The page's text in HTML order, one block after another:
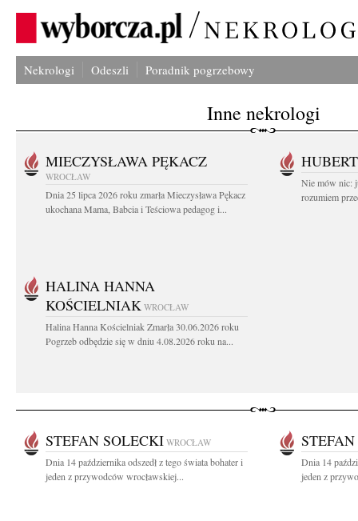
Nekrologi Odeszli Poradnik pogrzebowy
Inne nekrologi
MIECZYSŁAWA PĘKACZ
WROCŁAW
Dnia 25 lipca 2026 roku zmarła Mieczysława Pękacz
ukochana Mama, Babcia i Teściowa pedagog i...
Nie mów nic:
rozumiem
HALINA HANNA
KOŚCIELNIAK WROCŁAW
Halina Hanna Kościelniak Zmarła 30.06.2026 roku
Pogrzeb odbędzie się w dniu 4.08.2026 roku na...
STEFAN SOLECKI WROCŁAW
Dnia 14 października odszedł z tego świata bohater i
jeden z przywodców wrocławskiej...
Dnia 14
jeden z